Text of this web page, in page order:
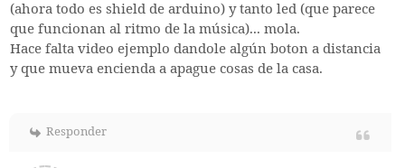
(ahora todo es shield de arduino) y tanto led (que parece
que funcionan al ritmo de la música)... mola.
Hace falta video ejemplo dandole algún boton a distancia
y que mueva encienda a apague cosas de la casa.
Responder